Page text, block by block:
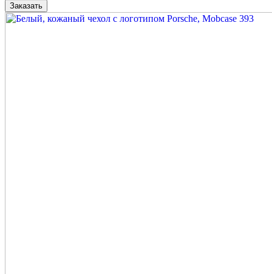
Заказать